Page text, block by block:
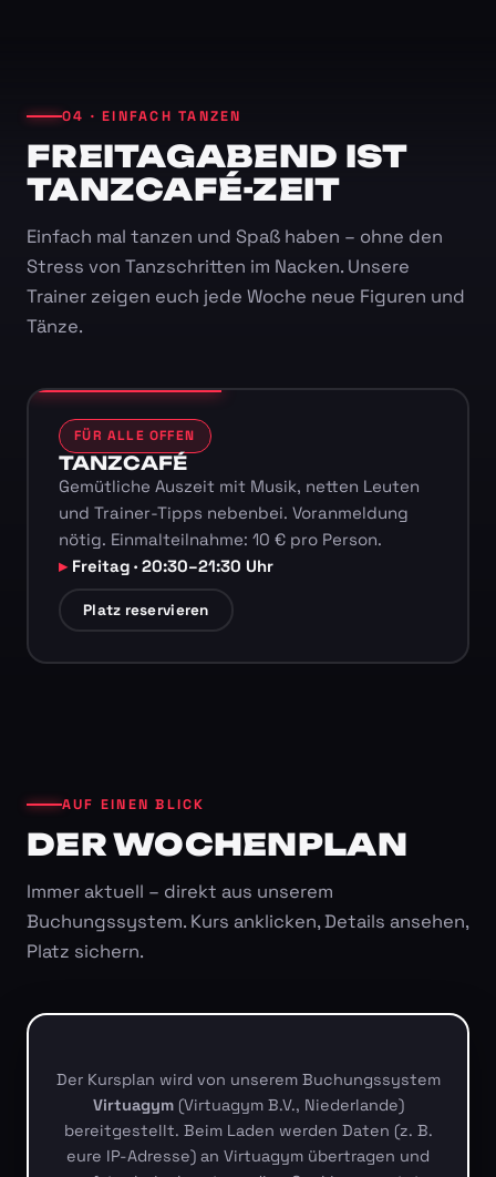
04 · EINFACH TANZEN
FREITAGABEND IST
TANZCAFÉ-ZEIT
Einfach mal tanzen und Spaß haben – ohne den
Stress von Tanzschritten im Nacken. Unsere
Trainer zeigen euch jede Woche neue Figuren und
Tänze.
FÜR ALLE OFFEN
TANZCAFÉ
Gemütliche Auszeit mit Musik, netten Leuten
und Trainer-Tipps nebenbei. Voranmeldung
nötig. Einmalteilnahme: 10 € pro Person.
Freitag · 20:30–21:30 Uhr
Platz reservieren
AUF EINEN BLICK
DER WOCHENPLAN
Immer aktuell – direkt aus unserem
Buchungssystem. Kurs anklicken, Details ansehen,
Platz sichern.
Der Kursplan wird von unserem Buchungssystem
Virtuagym(Virtuagym B.V., Niederlande)
bereitgestellt. Beim Laden werden Daten (z. B.
eure IP-Adresse) an Virtuagym übertragen und